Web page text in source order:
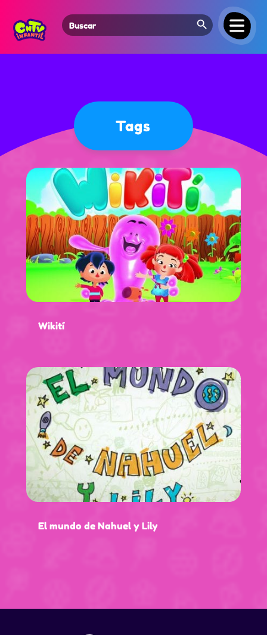
Search
for:
Search Button
Tags
Wikití
El mundo de Nahuel y Lily